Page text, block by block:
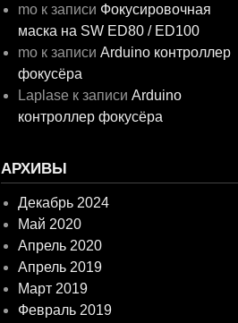
mo к записи Фокусировочная
маска на SW ED80 / ED100
mo к записиArduino контроллер
фокусёра
Laplase к записиArduino
контроллер фокусёра
АРХИВЫ
Декабрь 2024
Май 2020
Апрель 2020
Апрель 2019
Март 2019
Февраль 2019